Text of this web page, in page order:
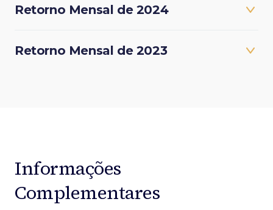
Retorno Mensal de 2024
Retorno Mensal de 2023
Informações
Complementares